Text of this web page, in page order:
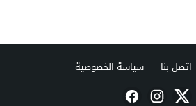
اتصل بنا سياسة الخصوصية